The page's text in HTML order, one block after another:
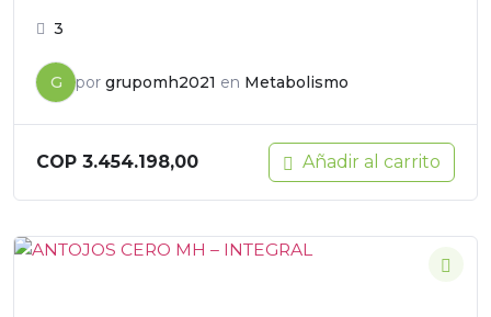
3
G por grupomh2021 en Metabolismo
COP 3.454.198,00 Añadir al carrito